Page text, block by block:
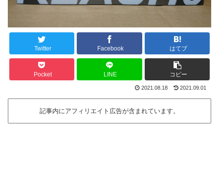
Twitter Facebook はてブ
Pocket LINE コピー
2021.08.18 2021.09.01
記事内にアフィリエイト広告が含まれています。